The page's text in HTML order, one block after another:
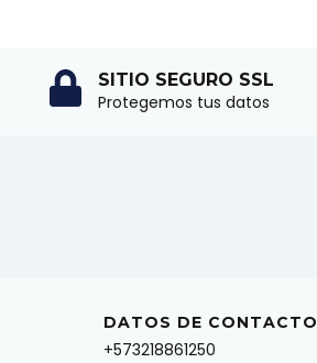
SITIO SEGURO SSL
Protegemos tus datos
DATOS DE CONTACTO
+573218861250